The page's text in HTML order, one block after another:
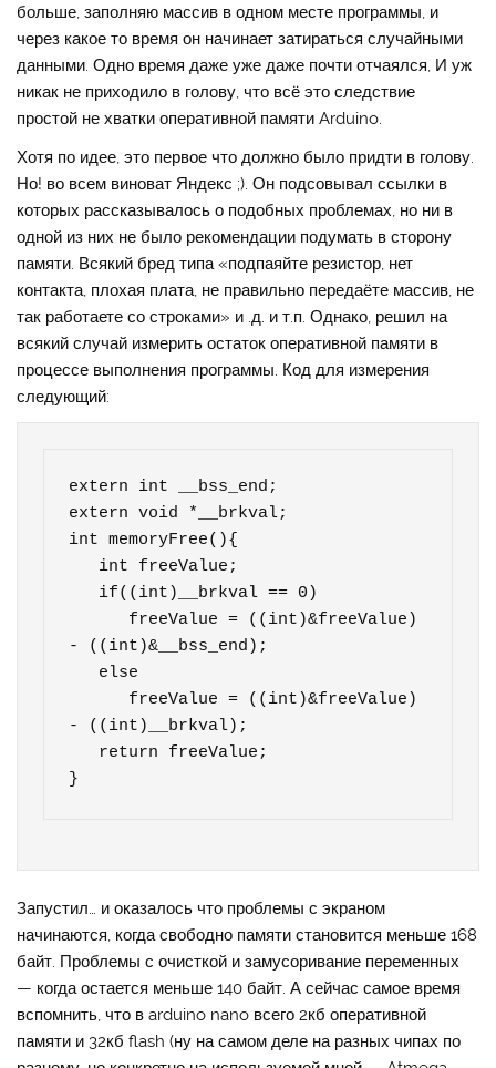
больше, заполняю массив в одном месте программы, и
через какое то время он начинает затираться случайными
данными. Одно время даже уже даже почти отчаялся, И уж
никак не приходило в голову, что всё это следствие
простой не хватки оперативной памяти Arduino.
Хотя по идее, это первое что должно было придти в голову.
Но! во всем виноват Яндекс ;). Он подсовывал ссылки в
которых рассказывалось о подобных проблемах, но ни в
одной из них не было рекомендации подумать в сторону
памяти. Всякий бред типа «подпаяйте резистор, нет
контакта, плохая плата, не правильно передаёте массив, не
так работаете со строками» и .д. и т.п. Однако, решил на
всякий случай измерить остаток оперативной памяти в
процессе выполнения программы. Код для измерения
следующий:
extern int __bss_end;
extern void *__brkval;
int memoryFree(){
- ((int)&__bss_end);
- ((int)__brkval);
}
Запустил… и оказалось что проблемы с экраном
начинаются, когда свободно памяти становится меньше 168
байт. Проблемы с очисткой и замусоривание переменных
— когда остается меньше 140 байт. А сейчас самое время
вспомнить, что в arduino nano всего 2кб оперативной
памяти и 32кб flash (ну на самом деле на разных чипах по